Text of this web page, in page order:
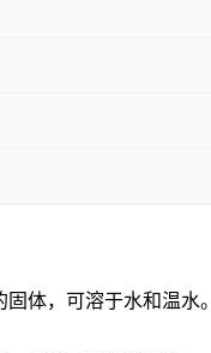
体，可溶于水和温水。